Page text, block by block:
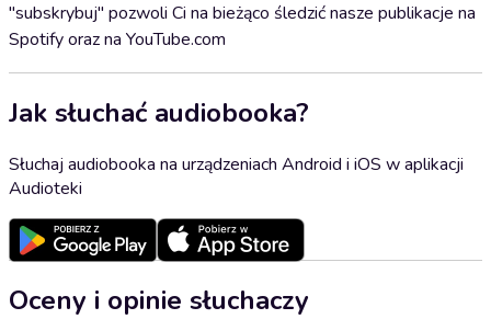
"subskrybuj" pozwoli Ci na bieżąco śledzić nasze publikacje na
Spotify oraz na YouTube.com
Jak słuchać audiobooka?
Słuchaj audiobooka na urządzeniach Android i iOS w aplikacji
Audioteki
Oceny i opinie słuchaczy